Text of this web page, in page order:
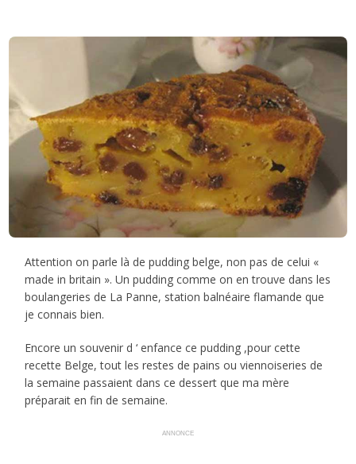
Attention on parle là de pudding belge, non pas de celui «
made in britain ». Un pudding comme on en trouve dans les
boulangeries de La Panne, station balnéaire flamande que
je connais bien.
Encore un souvenir d ‘ enfance ce pudding ,pour cette
recette Belge, tout les restes de pains ou viennoiseries de
la semaine passaient dans ce dessert que ma mère
préparait en fin de semaine.
ANNONCE